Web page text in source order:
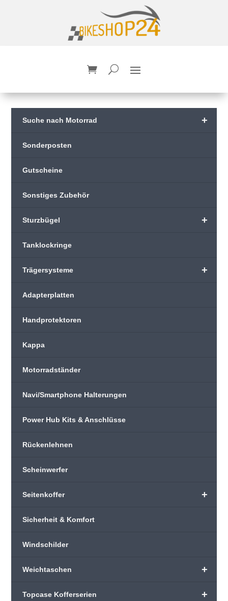
+
Suche nach Motorrad
Sonderposten
Gutscheine
Sonstiges Zubehör
+
Sturzbügel
Tanklockringe
+
Trägersysteme
Adapterplatten
Handprotektoren
Kappa
Motorradständer
Navi/Smartphone Halterungen
Power Hub Kits & Anschlüsse
Rückenlehnen
Scheinwerfer
+
Seitenkoffer
Sicherheit & Komfort
Windschilder
+
Weichtaschen
+
Topcase Kofferserien